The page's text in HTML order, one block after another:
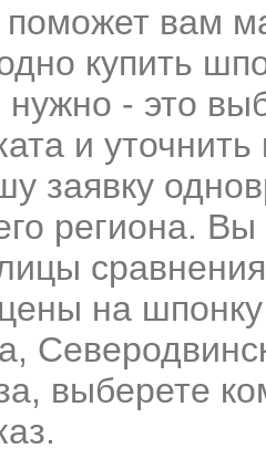
вам
купить
- это
и
заявку
региона. Вы
на
выберете